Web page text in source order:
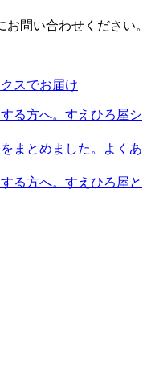
問い合わせください。